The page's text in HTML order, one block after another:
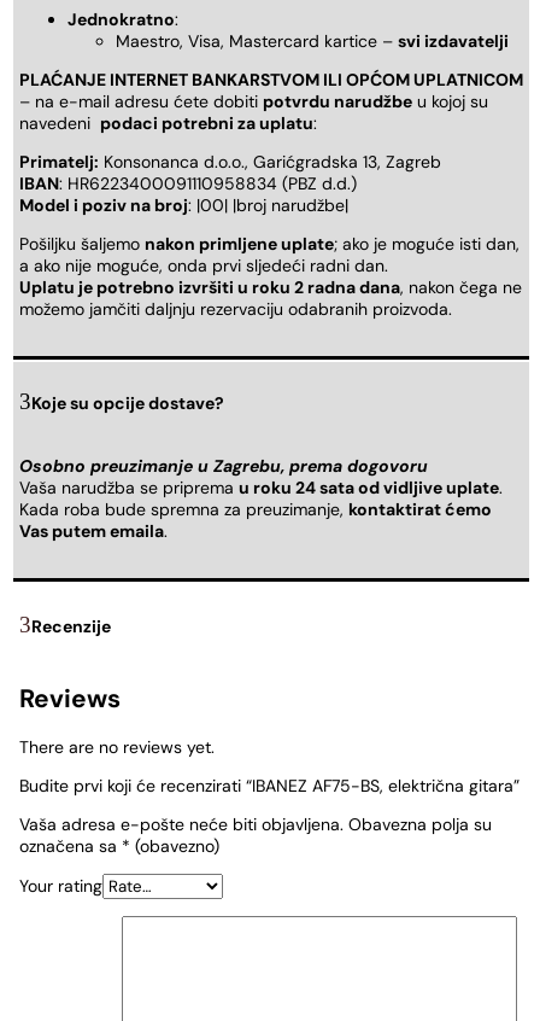
Jednokratno:
Maestro, Visa, Mastercard kartice – svi izdavatelji
PLAĆANJE INTERNET BANKARSTVOM ILI OPĆOM UPLATNICOM
– na e-mail adresu ćete dobiti potvrdu narudžbe u kojoj su
navedeni podaci potrebni za uplatu:
Primatelj: Konsonanca d.o.o., Garićgradska 13, Zagreb
IBAN: HR6223400091110958834 (PBZ d.d.)
Model i poziv na broj: |00| |broj narudžbe|
Pošiljku šaljemo nakon primljene uplate; ako je moguće isti dan,
a ako nije moguće, onda prvi sljedeći radni dan.
Uplatu je potrebno izvršiti u roku 2 radna dana, nakon čega ne
možemo jamčiti daljnju rezervaciju odabranih proizvoda.
Koje su opcije dostave?
Osobno preuzimanje u Zagrebu, prema dogovoru
Vaša narudžba se priprema u roku 24 sata od vidljive uplate.
Kada roba bude spremna za preuzimanje, kontaktirat ćemo
Vas putem emaila.
Recenzije
Reviews
There are no reviews yet.
Budite prvi koji će recenzirati “IBANEZ AF75-BS, električna gitara”
Vaša adresa e-pošte neće biti objavljena. Obavezna polja su
označena sa * (obavezno)
Your rating